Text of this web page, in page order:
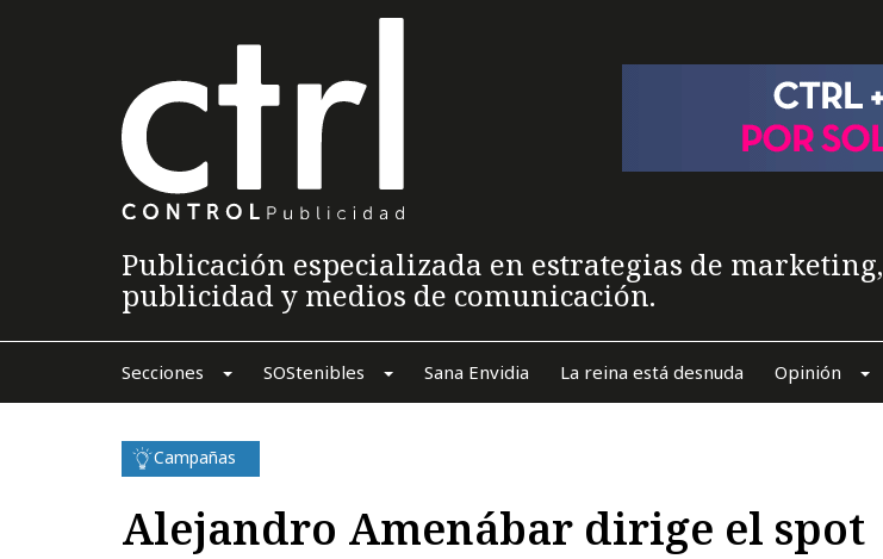
Publicación especializada en estrategias de marketing,
publicidad y medios de comunicación.
Secciones SOStenibles Sana Envidia La reina está desnuda Opinión
Campañas
Alejandro Amenábar dirige el spot